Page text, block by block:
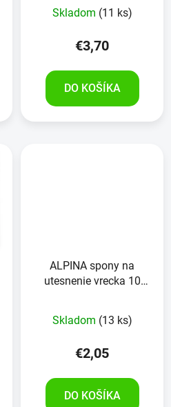
Skladom (11 ks)
€3,70
DO KOŠÍKA
ALPINA spony na
utesnenie vrecka 10
Skladom (13 ks)
€2,05
DO KOŠÍKA